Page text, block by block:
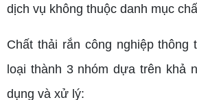
dịch vụ không thuộc danh mục
Chất thải rắn công nghiệp
loại thành 3 nhóm dựa trên khả
dụng và xử lý: